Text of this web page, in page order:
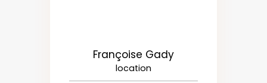
Françoise Gady
location